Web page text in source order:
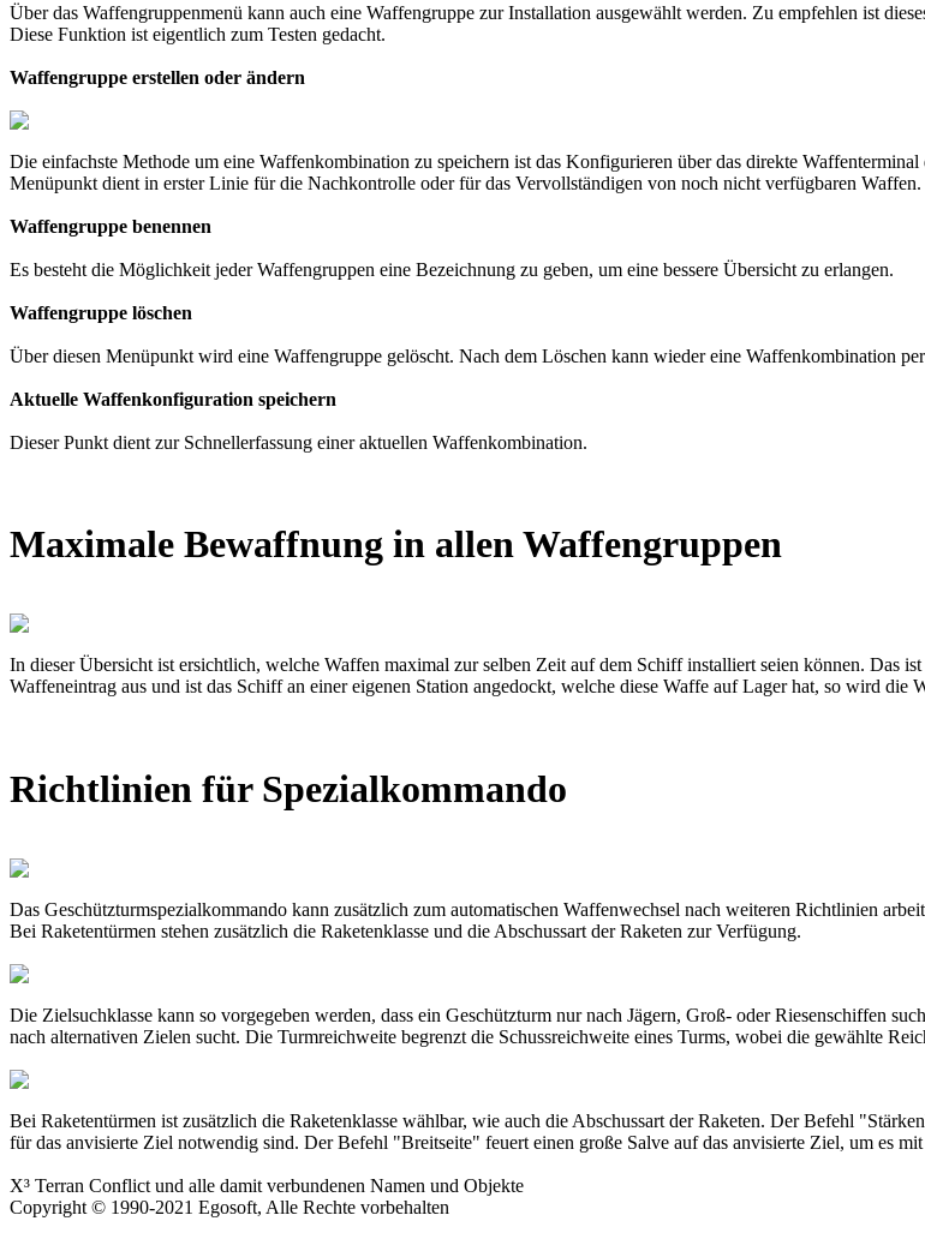
Über das Waffengruppenmenü kann auch eine Waffengruppe zur Installation ausgewählt werden. Zu empfehlen ist
Diese Funktion ist eigentlich zum Testen gedacht.
Waffengruppe erstellen oder ändern
Die einfachste Methode um eine Waffenkombination zu speichern ist das Konfigurieren über das direkte
Menüpunkt dient in erster Linie für die Nachkontrolle oder für das Vervollständigen von noch nicht verfügbaren Waffen.
Waffengruppe benennen
Es besteht die Möglichkeit jeder Waffengruppen eine Bezeichnung zu geben, um eine bessere Übersicht zu erlangen.
Waffengruppe löschen
Über diesen Menüpunkt wird eine Waffengruppe gelöscht. Nach dem Löschen kann wieder eine Waffenkombination
Aktuelle Waffenkonfiguration speichern
Dieser Punkt dient zur Schnellerfassung einer aktuellen Waffenkombination.
Maximale Bewaffnung in allen Waffengruppen
In dieser Übersicht ist ersichtlich, welche Waffen maximal zur selben Zeit auf dem Schiff installiert seien können. Das
Waffeneintrag aus und ist das Schiff an einer eigenen Station angedockt, welche diese Waffe auf Lager hat, so wird die
Richtlinien für Spezialkommando
Das Geschützturmspezialkommando kann zusätzlich zum automatischen Waffenwechsel nach weiteren Richtlinien
Bei Raketentürmen stehen zusätzlich die Raketenklasse und die Abschussart der Raketen zur Verfügung.
Die Zielsuchklasse kann so vorgegeben werden, dass ein Geschützturm nur nach Jägern, Groß- oder Riesenschiffen
nach alternativen Zielen sucht. Die Turmreichweite begrenzt die Schussreichweite eines Turms, wobei die gewählte
Bei Raketentürmen ist zusätzlich die Raketenklasse wählbar, wie auch die Abschussart der Raketen. Der Befehl
für das anvisierte Ziel notwendig sind. Der Befehl "Breitseite" feuert einen große Salve auf das anvisierte Ziel, um es
X³ Terran Conflict und alle damit verbundenen Namen und Objekte
Copyright © 1990-2021 Egosoft, Alle Rechte vorbehalten